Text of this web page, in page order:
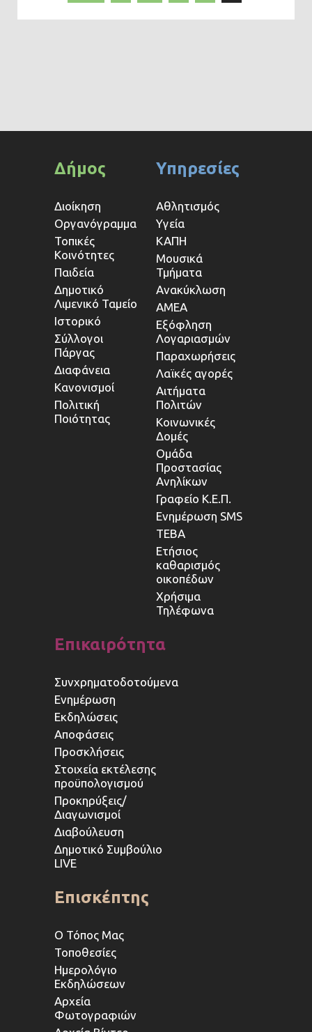
Δήμος
Διοίκηση
Οργανόγραμμα
Τοπικές
Κοινότητες
Παιδεία
Δημοτικό
Λιμενικό Ταμείο
Ιστορικό
Σύλλογοι
Πάργας
Διαφάνεια
Κανονισμοί
Πολιτική
Ποιότητας
Υπηρεσίες
Αθλητισμός
Υγεία
ΚΑΠΗ
Μουσικά
Τμήματα
Ανακύκλωση
ΑΜΕΑ
Εξόφληση
Λογαριασμών
Παραχωρήσεις
Λαϊκές αγορές
Αιτήματα
Πολιτών
Κοινωνικές
Δομές
Ομάδα
Προστασίας
Ανηλίκων
Γραφείο Κ.Ε.Π.
Ενημέρωση SMS
ΤΕΒΑ
Ετήσιος
καθαρισμός
οικοπέδων
Χρήσιμα
Τηλέφωνα
Επικαιρότητα
Συνχρηματοδοτούμενα
Ενημέρωση
Εκδηλώσεις
Αποφάσεις
Προσκλήσεις
Στοιχεία εκτέλεσης
προϋπολογισμού
Προκηρύξεις/
Διαγωνισμοί
Διαβούλευση
Δημοτικό Συμβούλιο
LIVE
Επισκέπτης
Ο Τόπος Μας
Τοποθεσίες
Ημερολόγιο
Εκδηλώσεων
Αρχεία
Φωτογραφιών